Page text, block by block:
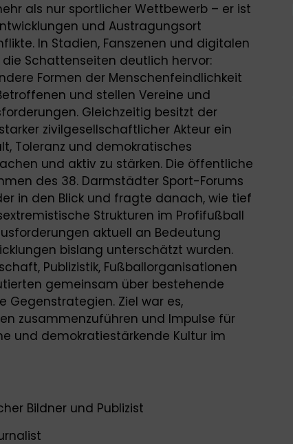
als nur sportlicher Wettbewerb – er ist
und Austragungsort
In Stadien, Fanszenen und digitalen
Schattenseiten deutlich hervor:
Formen der Menschenfeindlichkeit
und stellen Vereine und
Gleichzeitig besitzt der
zivilgesellschaftlicher Akteur ein
Toleranz und demokratisches
und aktiv zu stärken. Die öffentliche
des 38. Darmstädter Sport-Forums
in den Blick und fragte danach, wie tief
Strukturen im Profifußball
aktuell an Bedeutung
bislang unterschätzt wurden.
Publizistik, Fußballorganisationen
gemeinsam über bestehende
Gegenstrategien. Ziel war es,
zusammenzuführen und Impulse für
und demokratiestärkende Kultur im
Bildner und Publizist